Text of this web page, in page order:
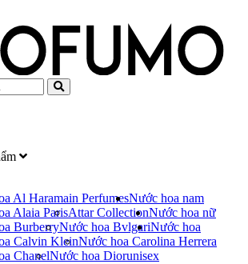
Al Haramain Perfumes
Alaia ParisAttar Collection
BurberryNước hoa Bvlgari
Calvin KleinNước hoa Carolina Herrera
ChanelNước hoa Dior
Nước hoa nam
Nước hoa nữ
Nước hoa
unisex